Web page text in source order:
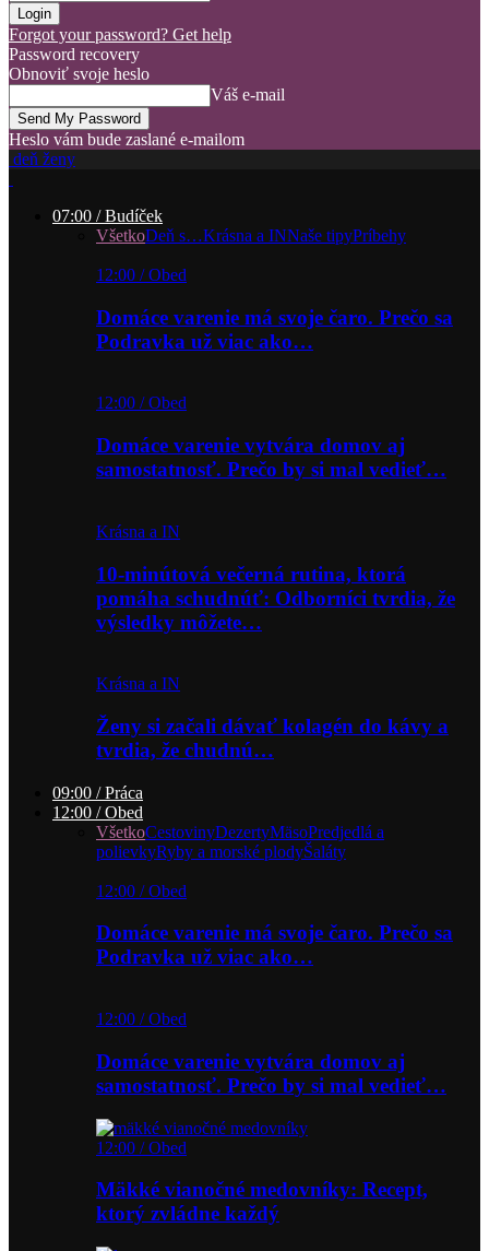
Forgot your password? Get help
Password recovery
Obnoviť svoje heslo
Váš e-mail
Heslo vám bude zaslané e-mailom
deň ženy
07:00 / Budíček
VšetkoDeň s…Krásna a INNaše tipyPríbehy
12:00 / Obed
Domáce varenie má svoje čaro. Prečo sa
Podravka už viac ako…
12:00 / Obed
Domáce varenie vytvára domov aj
samostatnosť. Prečo by si mal vedieť…
Krásna a IN
10-minútová večerná rutina, ktorá
pomáha schudnúť: Odborníci tvrdia, že
výsledky môžete…
Krásna a IN
Ženy si začali dávať kolagén do kávy a
tvrdia, že chudnú…
09:00 / Práca
12:00 / Obed
VšetkoCestovinyDezertyMäsoPredjedlá a
polievkyRyby a morské plodyŠaláty
12:00 / Obed
Domáce varenie má svoje čaro. Prečo sa
Podravka už viac ako…
12:00 / Obed
Domáce varenie vytvára domov aj
samostatnosť. Prečo by si mal vedieť…
12:00 / Obed
Mäkké vianočné medovníky: Recept,
ktorý zvládne každý